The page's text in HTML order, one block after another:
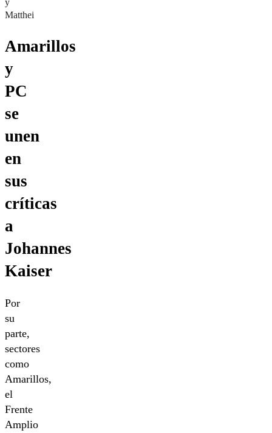
y
Matthei
Amarillos
y
PC
se
unen
en
sus
críticas
a
Johannes
Kaiser
Por
su
parte,
sectores
como
Amarillos,
el
Frente
Amplio